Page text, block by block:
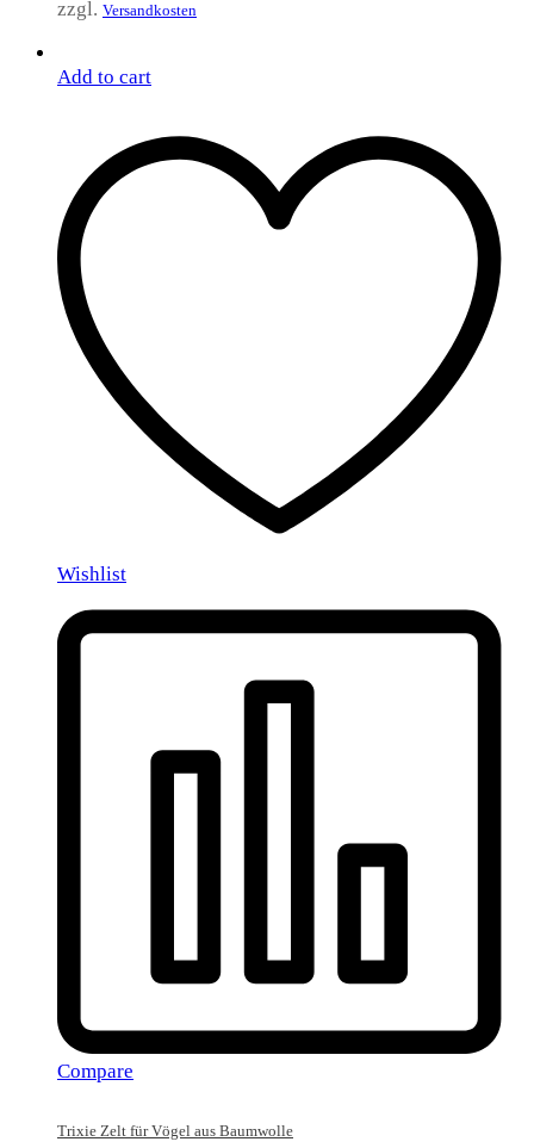
zzgl. Versandkosten
Add to cart
Wishlist
Compare
Trixie Zelt für Vögel aus Baumwolle